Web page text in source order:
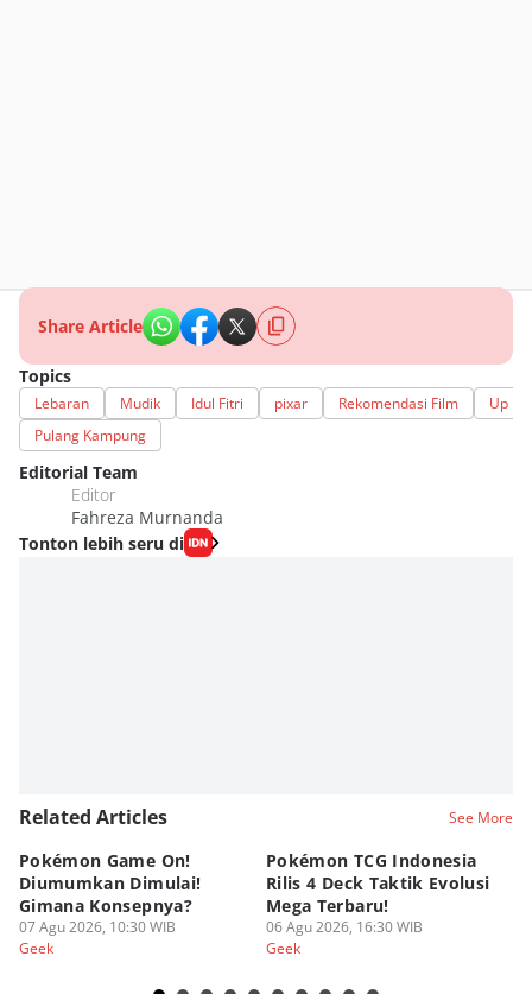
Share Article
Topics
Lebaran Mudik Idul Fitri pixar Rekomendasi Film
Up
Pulang Kampung
Editorial Team
Editor
Fahreza Murnanda
Tonton lebih seru di
Related Articles See More
Pokémon Game On!
Diumumkan Dimulai!
Gimana Konsepnya?
07 Agu 2026, 10:30 WIB
Geek
Pokémon TCG Indonesia
Rilis 4 Deck Taktik Evolusi
Mega Terbaru!
06 Agu 2026, 16:30 WIB
Geek